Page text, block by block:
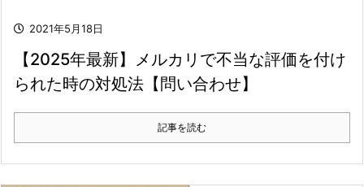
2021年5月18日
【2025年最新】メルカリで不当な評価を付け
られた時の対処法【問い合わせ】
記事を読む